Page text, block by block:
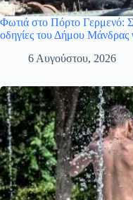
Φωτιά στο Πόρτο Γερμενό:
οδηγίες του Δήμου Μάνδρας
6 Αυγούστου, 2026